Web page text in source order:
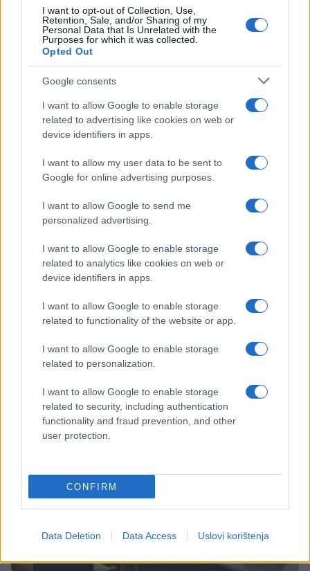
I want to opt-out of Collection, Use,
Retention, Sale, and/or Sharing of my
Personal Data that Is Unrelated with the
Purposes for which it was collected.
Opted Out
Google consents
I want to allow Google to enable storage
related to advertising like cookies on web or
device identifiers in apps.
I want to allow my user data to be sent to
Google for online advertising purposes.
I want to allow Google to send me
personalized advertising.
I want to allow Google to enable storage
related to analytics like cookies on web or
device identifiers in apps.
I want to allow Google to enable storage
related to functionality of the website or app.
I want to allow Google to enable storage
related to personalization.
I want to allow Google to enable storage
related to security, including authentication
functionality and fraud prevention, and other
user protection.
CONFIRM
Data Deletion Data Access Uslovi korištenja
Saznaj više
16.06.17. 22:08
Ušli su u oktagon i počeo je veliki dvoboj, no ono
što je ovaj borac uradio debeljuci šokiralo je
cijelu dvoranu! (VIDEO)